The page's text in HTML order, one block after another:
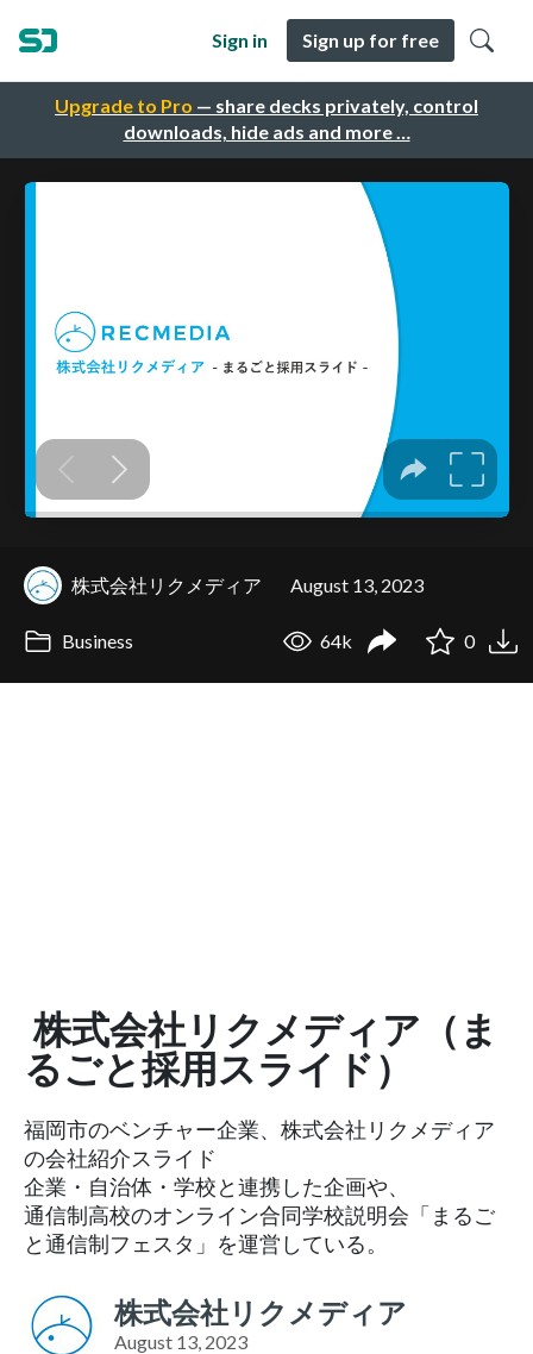
Upgrade to Pro — share decks privately, control
downloads, hide ads and more …
Sign in Sign up for free
株式会社リクメディア August 13, 2023
Business 64k 0
株式会社リクメディア（ま
るごと採用スライド）
福岡市のベンチャー企業、株式会社リクメディア
の会社紹介スライド
企業・自治体・学校と連携した企画や、
通信制高校のオンライン合同学校説明会「まるご
と通信制フェスタ」を運営している。
株式会社リクメディア
August 13, 2023